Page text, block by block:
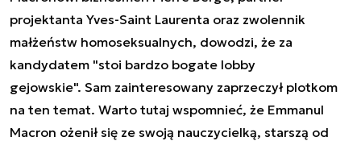
projektanta Yves-Saint Laurenta oraz zwolennik
małżeństw homoseksualnych, dowodzi, że za
kandydatem "stoi bardzo bogate lobby
gejowskie". Sam zainteresowany zaprzeczył plotkom
na ten temat. Warto tutaj wspomnieć, że Emmanul
Macron ożenił się ze swoją nauczycielką, starszą od